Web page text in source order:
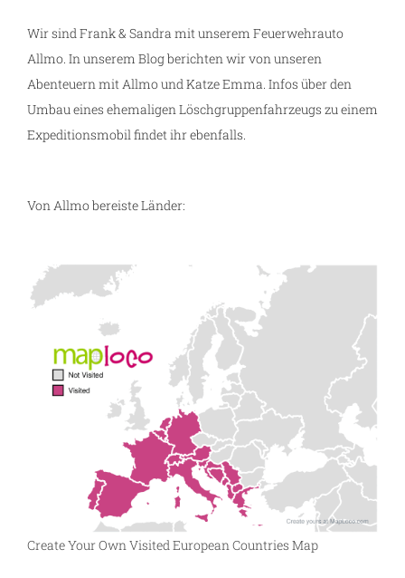
Wir sind Frank & Sandra mit unserem Feuerwehrauto
Allmo. In unserem Blog berichten wir von unseren
Abenteuern mit Allmo und Katze Emma. Infos über den
Umbau eines ehemaligen Löschgruppenfahrzeugs zu einem
Expeditionsmobil findet ihr ebenfalls.
Von Allmo bereiste Länder:
Create Your Own Visited European Countries Map